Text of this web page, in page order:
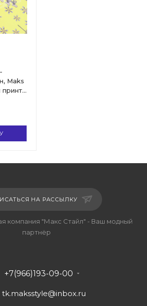
НА РАССЫЛКУ
компания "Макс Стайл" - Ваш модный
партнёр
+7(966)193-09-00
tk.maksstyle@inbox.ru